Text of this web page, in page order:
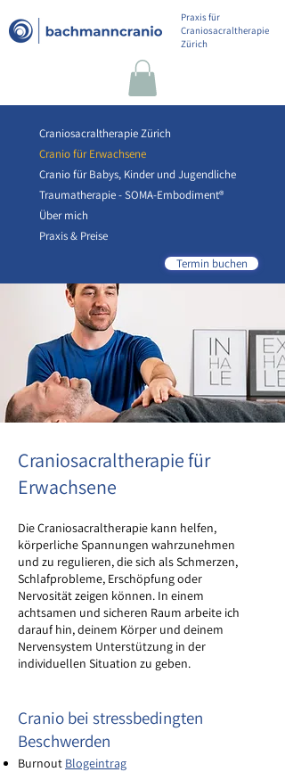
Praxis für
Craniosacraltherapie
Zürich
Craniosacraltherapie Zürich
Cranio für Erwachsene
Cranio für Babys, Kinder und Jugendliche
Traumatherapie - SOMA-Embodiment®
Über mich
Praxis & Preise
Termin buchen
Craniosacraltherapie für
Erwachsene
Die Craniosacraltherapie kann helfen,
körperliche Spannungen wahrzunehmen
und zu regulieren, die sich als Schmerzen,
Schlafprobleme, Erschöpfung oder
Nervosität zeigen können. In einem
achtsamen und sicheren Raum arbeite ich
darauf hin, deinem Körper und deinem
Nervensystem Unterstützung in der
individuellen Situation zu geben.
Cranio bei stressbedingten
Beschwerden
Burnout Blogeintrag